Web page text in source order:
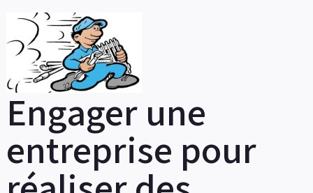
content
Engager une
entreprise pour